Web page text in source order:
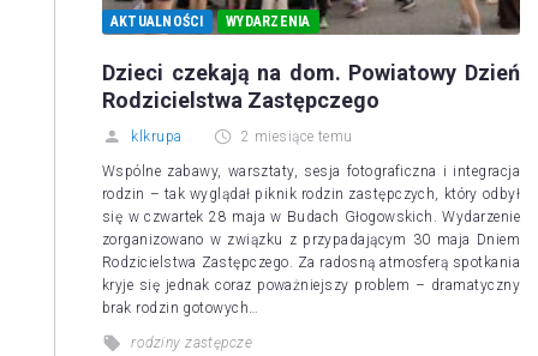
AKTUALNOŚCI WYDARZENIA
Dzieci czekają na dom. Powiatowy Dzień
Rodzicielstwa Zastępczego
klkrupa 2 miesiące temu
Wspólne zabawy, warsztaty, sesja fotograficzna i integracja
rodzin – tak wyglądał piknik rodzin zastępczych, który odbył
się w czwartek 28 maja w Budach Głogowskich. Wydarzenie
zorganizowano w związku z przypadającym 30 maja Dniem
Rodzicielstwa Zastępczego. Za radosną atmosferą spotkania
kryje się jednak coraz poważniejszy problem – dramatyczny
brak rodzin gotowych…
rodziny zastępcze